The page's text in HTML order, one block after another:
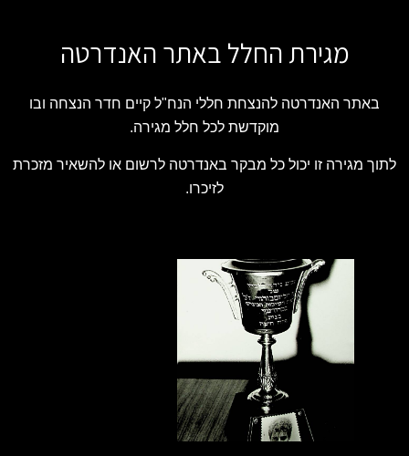
מגירת החלל באתר האנדרטה
באתר האנדרטה להנצחת חללי הנח"ל קיים חדר הנצחה ובו
מוקדשת לכל חלל מגירה.
לתוך מגירה זו יכול כל מבקר באנדרטה לרשום או להשאיר מזכרת
לזיכרו.